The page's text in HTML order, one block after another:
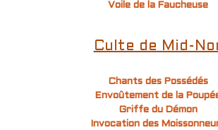
Voile de la Faucheuse
Culte de Mid-
Chants des Possédés
Envoûtement de la
Griffe du Démon
Invocation des